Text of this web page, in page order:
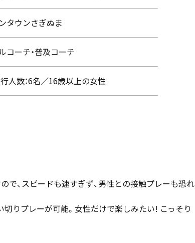
タウンさぎぬま
コーチ・普及コーチ
人数：6名／16歳以上の女性
で、スピードも速すぎず、男性との接触プレーも恐れ
りプレーが可能。女性だけで楽しみたい! こっそり